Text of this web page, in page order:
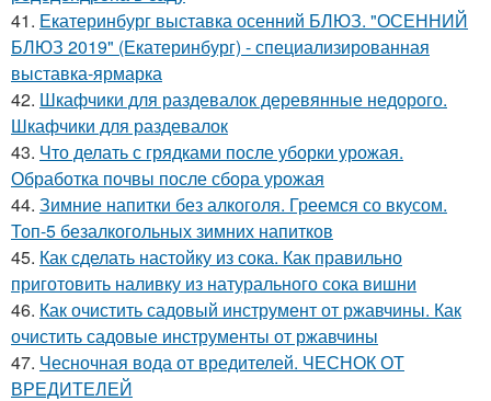
41. Екатеринбург выставка осенний БЛЮЗ. "ОСЕННИЙ
БЛЮЗ 2019" (Екатеринбург) - специализированная
выставка-ярмарка
42. Шкафчики для раздевалок деревянные недорого.
Шкафчики для раздевалок
43. Что делать с грядками после уборки урожая.
Обработка почвы после сбора урожая
44. Зимние напитки без алкоголя. Греемся со вкусом.
Топ-5 безалкогольных зимних напитков
45. Как сделать настойку из сока. Как правильно
приготовить наливку из натурального сока вишни
46. Как очистить садовый инструмент от ржавчины. Как
очистить садовые инструменты от ржавчины
47. Чесночная вода от вредителей. ЧЕСНОК ОТ
ВРЕДИТЕЛЕЙ